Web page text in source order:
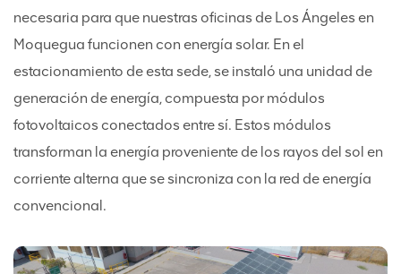
necesaria para que nuestras oficinas de Los Ángeles en
Moquegua funcionen con energía solar. En el
estacionamiento de esta sede, se instaló una unidad de
generación de energía, compuesta por módulos
fotovoltaicos conectados entre sí. Estos módulos
transforman la energía proveniente de los rayos del sol en
corriente alterna que se sincroniza con la red de energía
convencional.